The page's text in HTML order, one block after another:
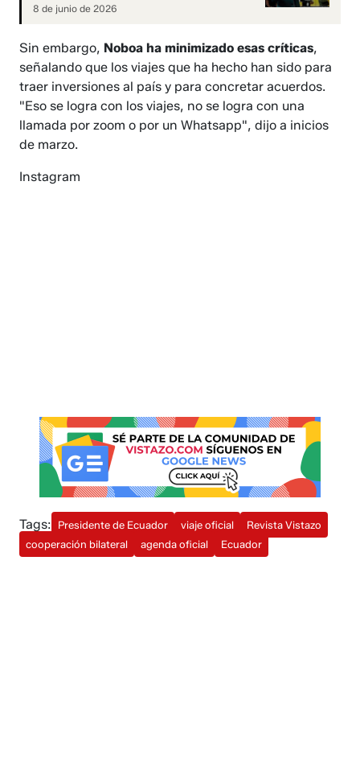
8 de junio de 2026
Sin embargo, Noboa ha minimizado esas críticas,
señalando que los viajes que ha hecho han sido para
traer inversiones al país y para concretar acuerdos.
"Eso se logra con los viajes, no se logra con una
llamada por zoom o por un Whatsapp", dijo a inicios
de marzo.
Instagram
Tags: Presidente de Ecuador viaje oficial
Revista Vistazo
cooperación bilateral
agenda oficial Ecuador